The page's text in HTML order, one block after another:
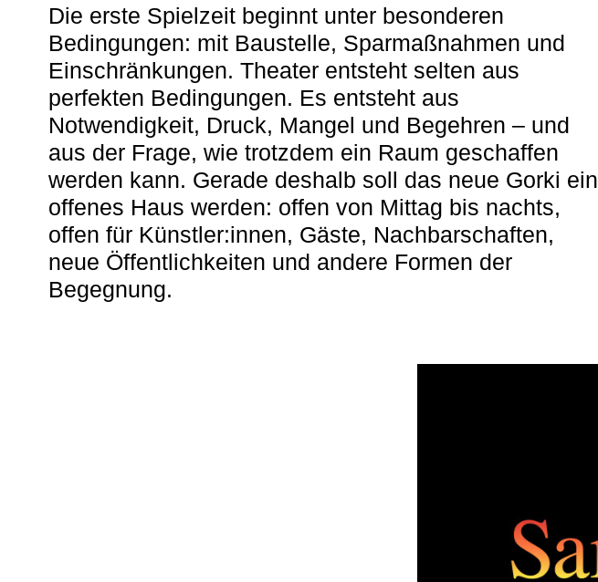
Die erste Spielzeit beginnt unter besonderen
Bedingungen: mit Baustelle, Sparmaßnahmen und
Einschränkungen. Theater entsteht selten aus
perfekten Bedingungen. Es entsteht aus
Notwendigkeit, Druck, Mangel und Begehren – und
aus der Frage, wie trotzdem ein Raum geschaffen
werden kann. Gerade deshalb soll das neue Gorki ein
offenes Haus werden: offen von Mittag bis nachts,
offen für Künstler:innen, Gäste, Nachbarschaften,
neue Öffentlichkeiten und andere Formen der
Begegnung.